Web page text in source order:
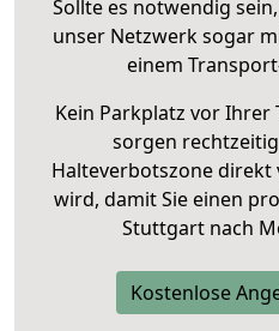
Sollte es notwendig
unser Netzwerk sogar
einem
Kein Parkplatz vor Ihrer
sorgen
Halteverbotszone
wird, damit Sie einen
Stuttgart nach
Kostenlose